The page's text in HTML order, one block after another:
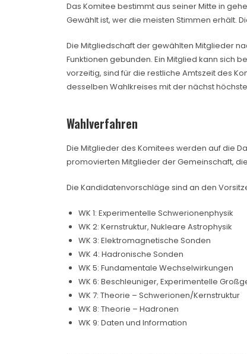
Das Komitee bestimmt aus seiner Mitte in
Gewählt ist, wer die meisten Stimmen erhält.
Die Mitgliedschaft der gewählten Mitglieder
Funktionen gebunden. Ein Mitglied kann sich
vorzeitig, sind für die restliche Amtszeit des
desselben Wahlkreises mit der nächst
Wahlverfahren
Die Mitglieder des Komitees werden auf die
promovierten Mitglieder der Gemeinschaft,
Die Kandidatenvorschläge sind an den
WK 1: Experimentelle Schwerionenphysik
WK 2: Kernstruktur, Nukleare Astrophysik
WK 3: Elektromagnetische Sonden
WK 4: Hadronische Sonden
WK 5: Fundamentale Wechselwirkungen
WK 6: Beschleuniger, Experimentelle
WK 7: Theorie – Schwerionen/Kernstruktur
WK 8: Theorie – Hadronen
WK 9: Daten und Information